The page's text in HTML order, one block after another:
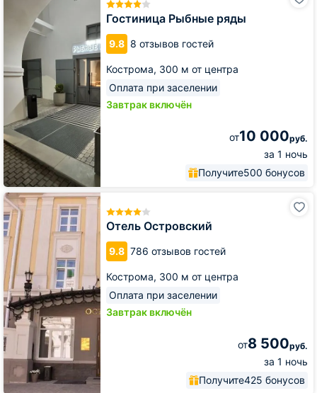
Гостиница Рыбные ряды
9.8 8 отзывов гостей
Кострома, 300 м от центра
Оплата при заселении
Завтрак включён
от10 000руб.
за 1 ночь
Получите500 бонусов
Отель Островский
9.8 786 отзывов гостей
Кострома, 300 м от центра
Оплата при заселении
Завтрак включён
от8 500руб.
за 1 ночь
Получите425 бонусов
Отель
Островский